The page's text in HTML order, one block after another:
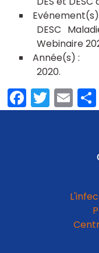
DESC
Webinaire
2020
Twitter